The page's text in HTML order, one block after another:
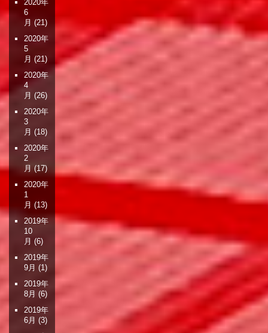
2020年
6
月 (21)
2020年
5
月 (21)
2020年
4
月 (26)
2020年
3
月 (18)
2020年
2
月 (17)
2020年
1
月 (13)
2019年
10
月 (6)
2019年
9月 (1)
2019年
8月 (6)
2019年
6月 (3)